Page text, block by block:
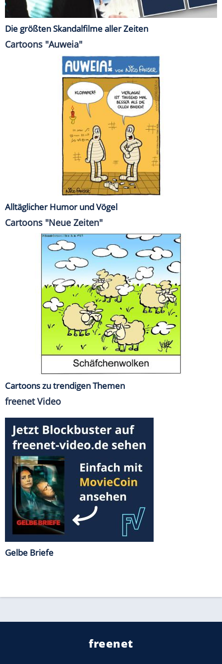
Die größten Skandalfilme aller Zeiten
Cartoons "Auweia"
Alltäglicher Humor und Vögel
Cartoons "Neue Zeiten"
Cartoons zu trendigen Themen
freenet Video
Gelbe Briefe
freenet